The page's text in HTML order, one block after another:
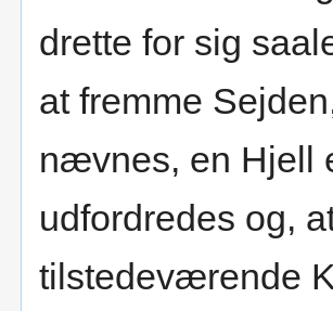
drette for sig
at fremme
nævnes, en Hjell
udfordredes og,
tilstedeværende